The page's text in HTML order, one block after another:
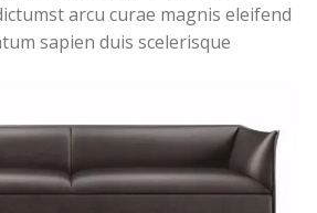
arcu curae magnis eleifend
sapien duis scelerisque